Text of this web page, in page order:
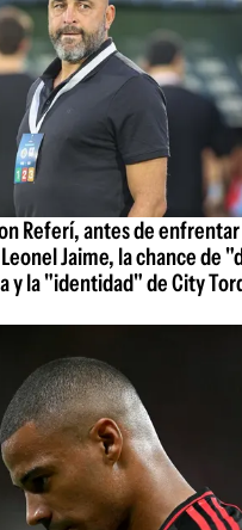
Referí, antes de enfrentar
Jaime, la chance de
y la "identidad" de City